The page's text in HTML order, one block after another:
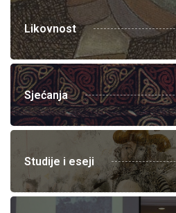
Likovnost
Sjećanja
Studije i eseji